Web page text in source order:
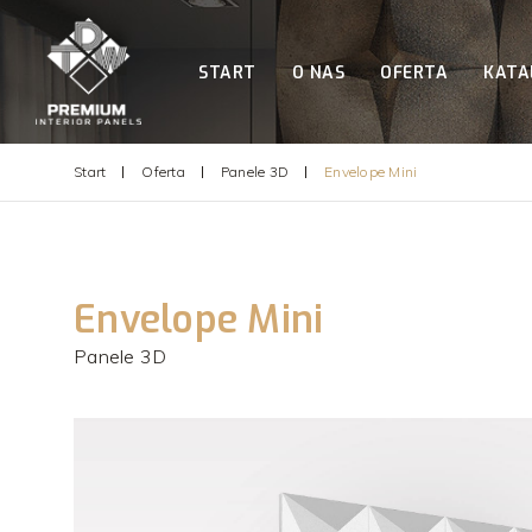
START O NAS OFERTA
Start Oferta Panele 3D Envelope Mini
Envelope Mini
Panele 3D